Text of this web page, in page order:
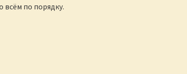
всём по порядку.